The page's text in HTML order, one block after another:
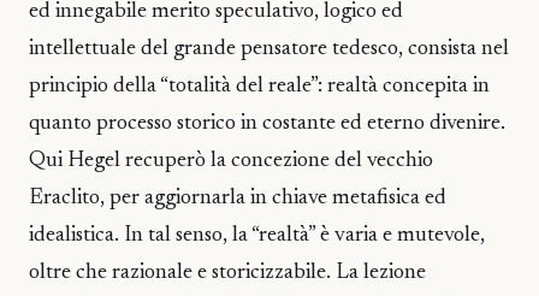
ed innegabile merito speculativo, logico ed
intellettuale del grande pensatore tedesco, consista nel
principio della “totalità del reale”: realtà concepita in
quanto processo storico in costante ed eterno divenire.
Qui Hegel recuperò la concezione del vecchio
Eraclito, per aggiornarla in chiave metafisica ed
idealistica. In tal senso, la “realtà” è varia e mutevole,
oltre che razionale e storicizzabile. La lezione